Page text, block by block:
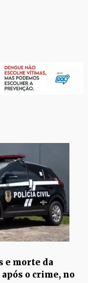
e morte da
o crime, no